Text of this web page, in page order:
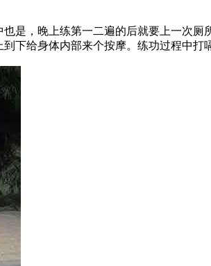
，晚上练第一二遍的后就要上一次厕
下给身体内部来个按摩。练功过程中打